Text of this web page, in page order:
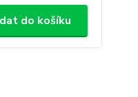
do košíku